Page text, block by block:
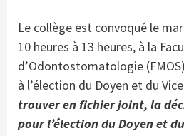
Le collège est convoqué le
10 heures à 13 heures, à la
d’Odontostomatologie
à l’élection du Doyen et du
trouver en fichier joint, la
pour l’élection du Doyen et